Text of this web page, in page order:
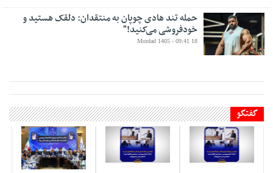
حمله تند هادی چوپان به منتقدان: دلقک هستید و
خودفروشی می‌کنید!"
18 Mordad 1405 - 09:41
گفتگو
06 Dey 1404 -
06 Dey 1404 -
29 Azar 1404 -